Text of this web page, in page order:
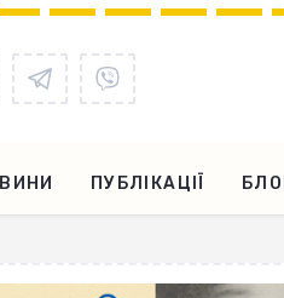
ПУБЛІКАЦІЇ